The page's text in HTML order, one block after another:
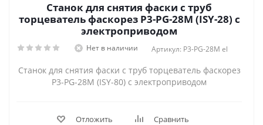
Станок для снятия фаски с труб
торцеватель фаскорез P3-PG-28M (ISY-28) с
электроприводом
Нет в наличии Артикул: P3-PG-28M el
Станок для снятия фаски с труб торцеватель фаскорез
P3-PG-28M (ISY-80) с электроприводом
Отложить Сравнить